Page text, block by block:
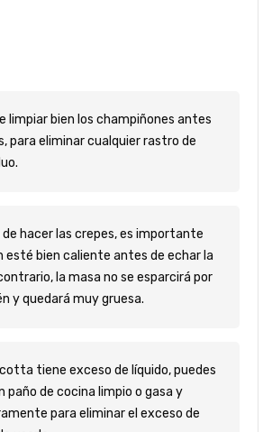
limpiar bien los champiñones antes
para eliminar cualquier rastro de
hacer las crepes, es importante
esté bien caliente antes de echar la
la masa no se esparcirá por
y quedará muy gruesa.
tiene exceso de líquido, puedes
paño de cocina limpio o gasa y
para eliminar el exceso de